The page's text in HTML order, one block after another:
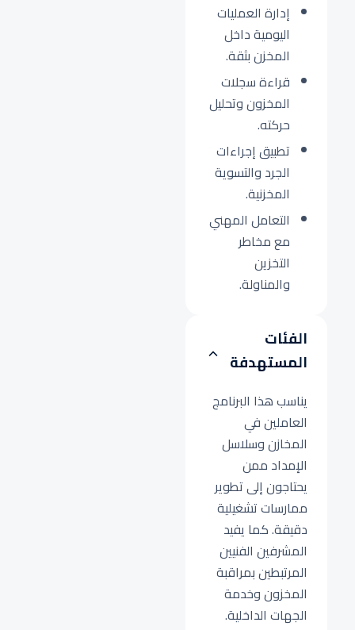
إدارة العمليات
اليومية داخل
المخزن بثقة.
قراءة سجلات
المخزون وتحليل
حركته.
تطبيق إجراءات
الجرد والتسوية
المخزنية.
التعامل المهني
مع مخاطر
التخزين
والمناولة.
الفئات
المستهدفة
يناسب هذا البرنامج
العاملين في
المخازن وسلاسل
الإمداد ممن
يحتاجون إلى تطوير
ممارسات تشغيلية
دقيقة. كما يفيد
المشرفين الفنيين
المرتبطين بمراقبة
المخزون وخدمة
الجهات الداخلية.